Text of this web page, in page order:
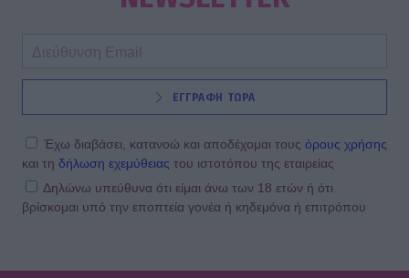
ΕΓΓΡΑΦΗ ΤΩΡΑ
Έχω διαβάσει, κατανοώ και αποδέχομαι τους όρους χρήσης
και τη δήλωση εχεμύθειας του ιστοτόπου της εταιρείας
Δηλώνω υπεύθυνα ότι είμαι άνω των 18 ετών ή ότι
βρίσκομαι υπό την εποπτεία γονέα ή κηδεμόνα ή επιτρόπου